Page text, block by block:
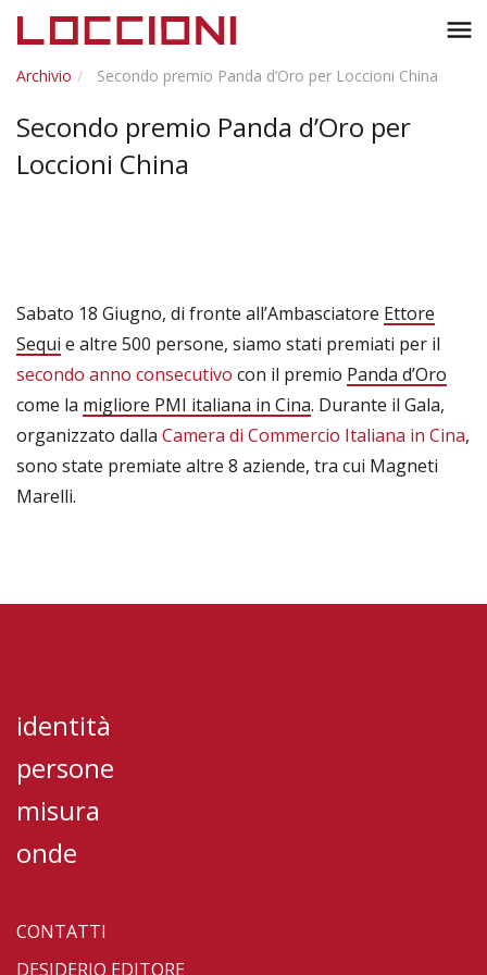
menu
Archivio Secondo premio Panda d’Oro per Loccioni China
Secondo premio Panda d’Oro per
Loccioni China
Sabato 18 Giugno, di fronte all’Ambasciatore Ettore
Sequi e altre 500 persone, siamo stati premiati per il
secondo anno consecutivo con il premio Panda d’Oro
come la migliore PMI italiana in Cina. Durante il Gala,
organizzato dalla Camera di Commercio Italiana in Cina,
sono state premiate altre 8 aziende, tra cui Magneti
Marelli.
identità
persone
misura
onde
CONTATTI
DESIDERIO EDITORE